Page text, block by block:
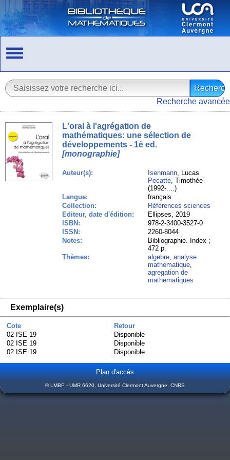
Recherche avancée
L'oral à l'agrégation de
mathématiques: une sélection de
développements - 1è ed.
[monographie]
Auteur(s): Isenmann, Lucas
Pecatte, Timothée
(1992-....)
Langue:
français
Collection:
Références sciences
Editeur, date d'édition:
Ellipses, 2019
ISBN:
978-2-3400-3527-0
ISSN:
2260-8044
Notes:
Bibliographie. Index ;
472 p.
Thèmes:
algebre,analyse
mathematique,
agregation de
mathematiques
Exemplaire(s)
Cote
Retour
02 ISE 19
Disponible
02 ISE 19
Disponible
02 ISE 19
Disponible
Plan d'accès
© LMBP - UMR 6620, Université Clermont Auvergne, CNRS